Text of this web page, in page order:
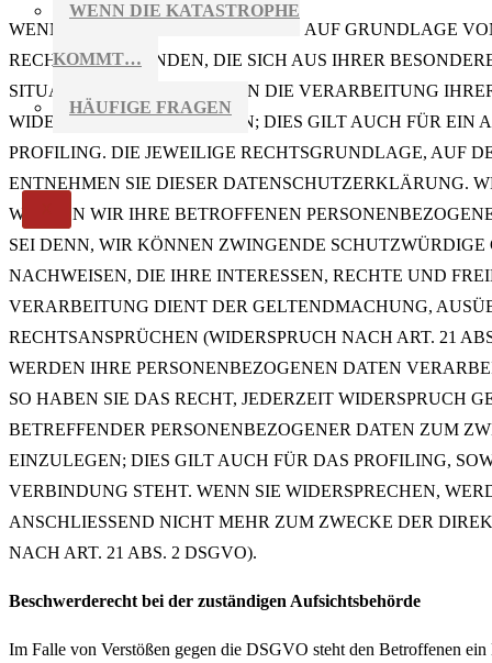
WENN DIE KATASTROPHE
KOMMT…
HÄUFIGE FRAGEN
WENN DIE DATENVERARBEITUNG AUF GRUNDLAGE
RECHT, AUS GRÜNDEN, DIE SICH AUS IHRER
SITUATION ERGEBEN, GEGEN DIE VERARBEITUNG
WIDERSPRUCH EINZULEGEN; DIES GILT AUCH FÜR EIN
PROFILING. DIE JEWEILIGE RECHTSGRUNDLAGE, AUF
ENTNEHMEN SIE DIESER DATENSCHUTZERKLÄRUNG.
WERDEN WIR IHRE BETROFFENEN
SEI DENN, WIR KÖNNEN ZWINGENDE
NACHWEISEN, DIE IHRE INTERESSEN, RECHTE UND
VERARBEITUNG DIENT DER GELTENDMACHUNG,
RECHTSANSPRÜCHEN (WIDERSPRUCH NACH ART. 21
WERDEN IHRE PERSONENBEZOGENEN DATEN
SO HABEN SIE DAS RECHT, JEDERZEIT WIDERSPRUCH
BETREFFENDER PERSONENBEZOGENER DATEN ZUM
EINZULEGEN; DIES GILT AUCH FÜR DAS PROFILING,
VERBINDUNG STEHT. WENN SIE WIDERSPRECHEN,
ANSCHLIESSEND NICHT MEHR ZUM ZWECKE DER
NACH ART. 21 ABS. 2 DSGVO).
Beschwerderecht bei der zuständigen Aufsichtsbehörde
Im Falle von Verstößen gegen die DSGVO steht den Betroffenen ein